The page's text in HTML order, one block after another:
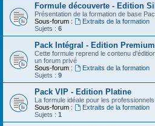
Formule découverte - Edition
Présentation de la formation de base
Sous-forum :
Extraits de la formation
Sujets : 6
Pack Intégral - Edition Premium
Cette formule reprend le contenu
un forum privé
Sous-forum :
Extraits de la formation
Sujets : 9
Pack VIP - Edition Platine
La formule idéale pour les
Sous-forum :
Extraits de la formation
Sujets : 1